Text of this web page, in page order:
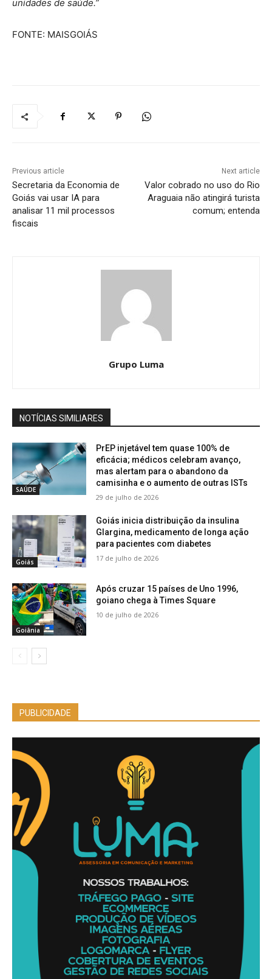
unidades de saúde.”
FONTE: MAISGOIÁS
Previous article
Secretaria da Economia de
Goiás vai usar IA para
analisar 11 mil processos
fiscais
Next article
Valor cobrado no uso do Rio
Araguaia não atingirá turista
comum; entenda
Grupo Luma
NOTÍCIAS SIMILIARES
SAÚDE
PrEP injetável tem quase 100% de
eficácia; médicos celebram avanço,
mas alertam para o abandono da
camisinha e o aumento de outras ISTs
29 de julho de 2026
Goiás
Goiás inicia distribuição da insulina
Glargina, medicamento de longa ação
para pacientes com diabetes
17 de julho de 2026
Goiânia
Após cruzar 15 países de Uno 1996,
goiano chega à Times Square
10 de julho de 2026
PUBLICIDADE